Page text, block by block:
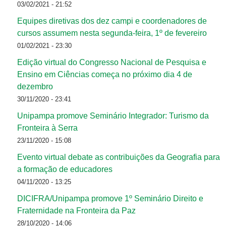
03/02/2021 - 21:52
Equipes diretivas dos dez campi e coordenadores de
cursos assumem nesta segunda-feira, 1º de fevereiro
01/02/2021 - 23:30
Edição virtual do Congresso Nacional de Pesquisa e
Ensino em Ciências começa no próximo dia 4 de
dezembro
30/11/2020 - 23:41
Unipampa promove Seminário Integrador: Turismo da
Fronteira à Serra
23/11/2020 - 15:08
Evento virtual debate as contribuições da Geografia para
a formação de educadores
04/11/2020 - 13:25
DICIFRA/Unipampa promove 1º Seminário Direito e
Fraternidade na Fronteira da Paz
28/10/2020 - 14:06